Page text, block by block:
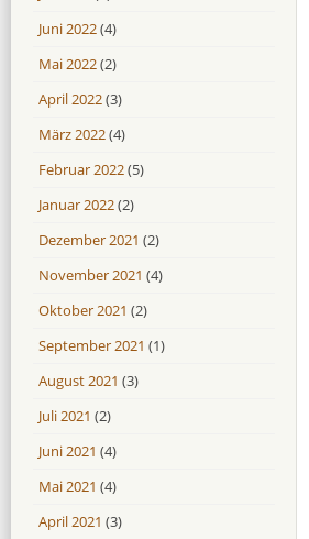
Juni 2022(4)
Mai 2022(2)
April 2022(3)
März 2022(4)
Februar 2022(5)
Januar 2022(2)
Dezember 2021 (2)
November 2021 (4)
Oktober 2021 (2)
September 2021 (1)
August 2021 (3)
Juli 2021 (2)
Juni 2021 (4)
Mai 2021 (4)
April 2021 (3)